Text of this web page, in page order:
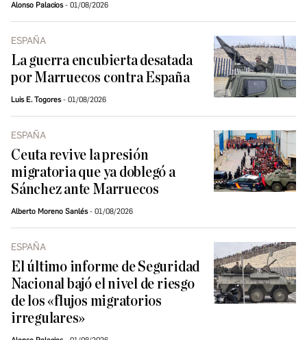
Alonso Palacios 01/08/2026
ESPAÑA
La guerra encubierta desatada
por Marruecos contra España
Luis E. Togores 01/08/2026
ESPAÑA
Ceuta revive la presión
migratoria que ya doblegó a
Sánchez ante Marruecos
Alberto Moreno Sanlés 01/08/2026
ESPAÑA
El último informe de Seguridad
Nacional bajó el nivel de riesgo
de los «flujos migratorios
irregulares»